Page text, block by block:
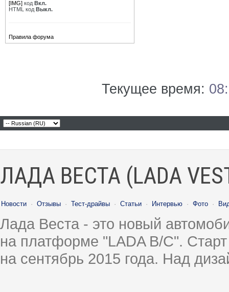
[IMG] код Вкл.
HTML код Выкл.
Правила форума
Текущее время:
ЛАДА ВЕСТА (LADA
Новости · Отзывы · Тест-драйвы · Статьи · Интервью · Фото ·
Лада Веста - это новый
на платформе "LADA B/C".
на сентябрь 2015 года. Над